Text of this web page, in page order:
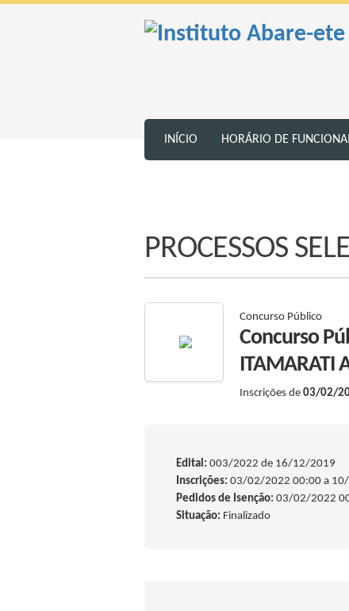
INÍCIO HORÁRIO DE
PROCESSOS
Concurso Público
Concurso
ITAMARATI
Inscrições de 03/02/
Edital: 003/2022 de 16/12/2019
Inscrições: 03/02/2022 00:00 a
Pedidos de Isenção: 03/02/2022
Situação: Finalizado